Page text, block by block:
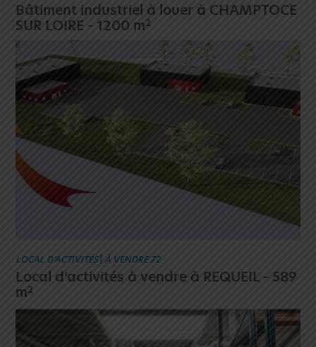
Bâtiment industriel à louer à CHAMPTOCE
SUR LOIRE - 1200 m2
LOCAL D’ACTIVITÉS À VENDRE 72
Local d’activités à vendre à REQUEIL - 589
m2